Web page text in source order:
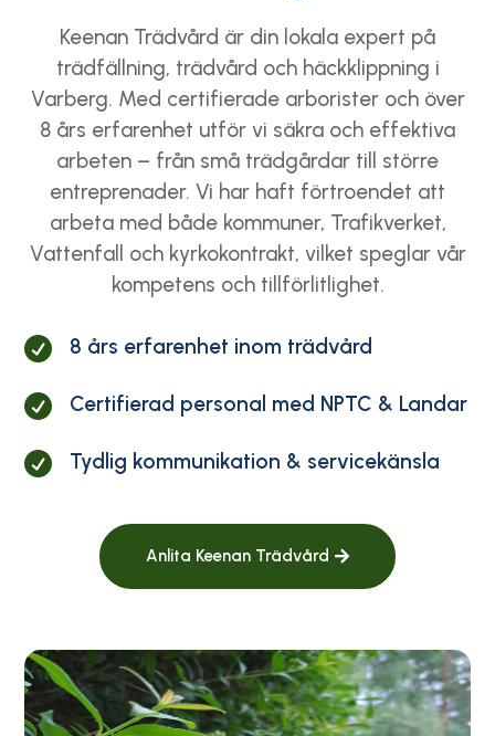
Keenan Trädvård är din lokala expert på
trädfällning, trädvård och häckklippning i
Varberg. Med certifierade arborister och över
8 års erfarenhet utför vi säkra och effektiva
arbeten – från små trädgårdar till större
entreprenader. Vi har haft förtroendet att
arbeta med både kommuner, Trafikverket,
Vattenfall och kyrkokontrakt, vilket speglar vår
kompetens och tillförlitlighet.
 8 års erfarenhet inom trädvård
 Certifierad personal med NPTC & Landar
 Tydlig kommunikation & servicekänsla
Anlita Keenan Trädvård